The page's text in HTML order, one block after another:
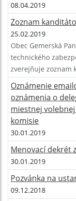
08.04.2019
Zoznam
25.02.2019
Obec Gemerská
technického
zverejňuje zoznam
Oznámenie
oznámenia o
miestnej
komisie
30.01.2019
Menovací dekrét
30.01.2019
Pozvánka na
09.12.2018